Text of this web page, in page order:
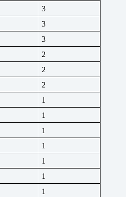
3
3
3
2
2
2
1
1
1
1
1
1
1